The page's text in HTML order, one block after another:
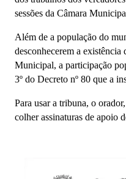
sessões da Câmara
Além de a população do
desconhecerem a
Municipal, a participação
3º do Decreto nº 80 que a
Para usar a tribuna, o
colher assinaturas de apoio